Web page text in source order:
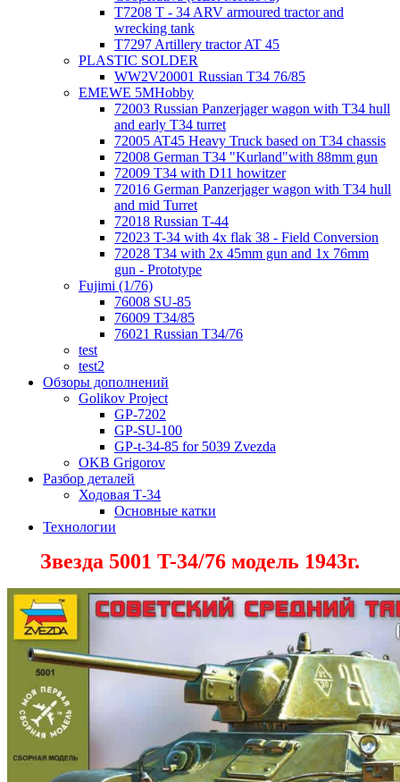
T7208 T - 34 ARV armoured tractor and
wrecking tank
T7297 Artillery tractor AT 45
PLASTIC SOLDER
WW2V20001 Russian T34 76/85
EMEWE 5MHobby
72003 Russian Panzerjager wagon with T34 hull
and early T34 turret
72005 AT45 Heavy Truck based on T34 chassis
72008 German T34 "Kurland"with 88mm gun
72009 T34 with D11 howitzer
72016 German Panzerjager wagon with T34 hull
and mid Turret
72018 Russian T-44
72023 T-34 with 4x flak 38 - Field Conversion
72028 T34 with 2x 45mm gun and 1x 76mm
gun - Prototype
Fujimi (1/76)
76008 SU-85
76009 T34/85
76021 Russian T34/76
test
test2
Обзоры дополнений
Golikov Project
GP-7202
GP-SU-100
GP-t-34-85 for 5039 Zvezda
OKB Grigorov
Разбор деталей
Ходовая Т-34
Основные катки
Технологии
Звезда 5001 T-34/76 модель 1943г.